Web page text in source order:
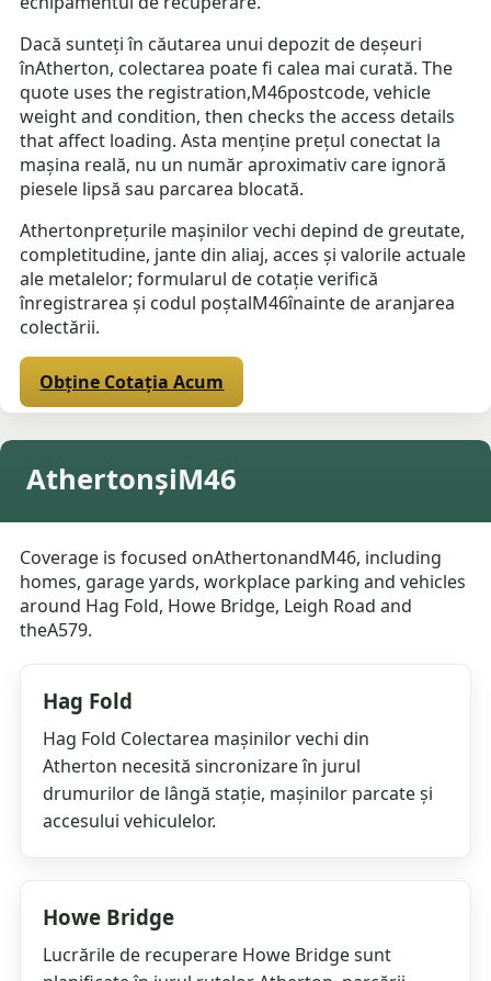
Dacă sunteți în căutarea unui depozit de deșeuri
înAtherton, colectarea poate fi calea mai curată. The
quote uses the registration,M46postcode, vehicle
weight and condition, then checks the access details
that affect loading. Asta menține prețul conectat la
mașina reală, nu un număr aproximativ care ignoră
piesele lipsă sau parcarea blocată.
Athertonprețurile mașinilor vechi depind de greutate,
completitudine, jante din aliaj, acces și valorile actuale
ale metalelor; formularul de cotație verifică
înregistrarea și codul poștalM46înainte de aranjarea
colectării.
Obține Cotația Acum
AthertonșiM46
Coverage is focused onAthertonandM46, including
homes, garage yards, workplace parking and vehicles
around Hag Fold, Howe Bridge, Leigh Road and
theA579.
Hag Fold
Hag Fold Colectarea mașinilor vechi din
Atherton necesită sincronizare în jurul
drumurilor de lângă stație, mașinilor parcate și
accesului vehiculelor.
Howe Bridge
Lucrările de recuperare Howe Bridge sunt